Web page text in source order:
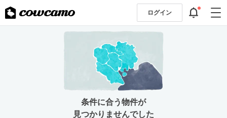
ログイン
条件に合う物件が
見つかりませんでした